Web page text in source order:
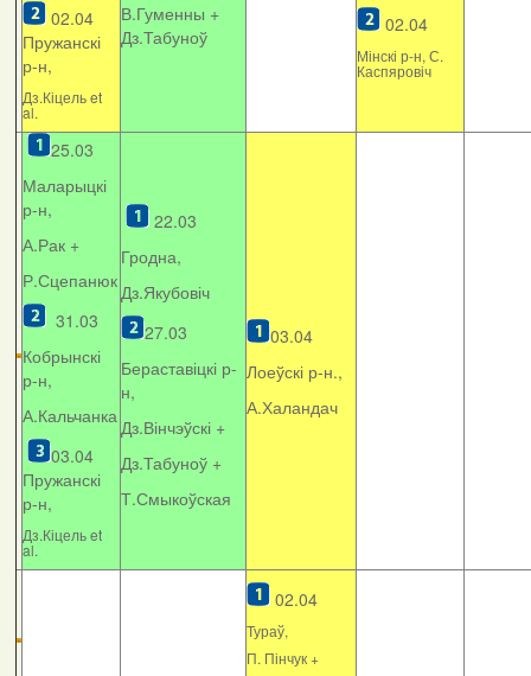
02.04
Пружанскі
р-н,
Дз.Кіцель et
al.
В.Гуменны +
Дз.Табуноў
02.04
Мінскі р-н, С.
Каспяровіч
25.03
Маларыцкі
р-н,
А.Рак +
Р.Сцепанюк
31.03
Кобрынскі
р-н,
А.Кальчанка
03.04
Пружанскі
р-н,
Дз.Кіцель et
al.
22.03
Гродна,
Дз.Якубовіч
27.03
Бераставіцкі р-
н,
Дз.Вінчэўскі +
Дз.Табуноў +
Т.Смыкоўская
03.04
Лоеўскі р-н.,
А.Халандач
02.04
Тураў,
П. Пінчук +